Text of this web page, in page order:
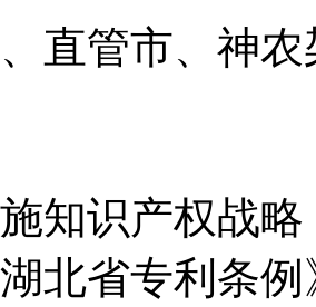
直管市、神
知识产权战
北省专利条